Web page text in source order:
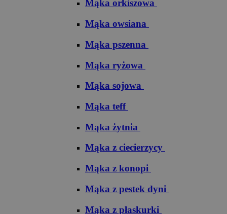
Mąka orkiszowa
Mąka owsiana
Mąka pszenna
Mąka ryżowa
Mąka sojowa
Mąka teff
Mąka żytnia
Mąka z ciecierzycy
Mąka z konopi
Mąka z pestek dyni
Mąka z płaskurki